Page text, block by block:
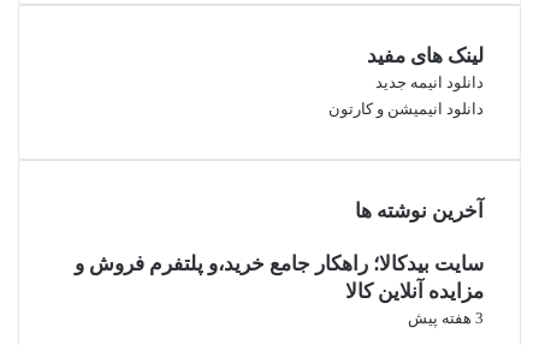
لینک های مفید
دانلود انیمه جدید
دانلود انیمیشن و کارتون
آخرین نوشته ها
سایت بیدکالا؛ راهکار جامع خرید،و پلتفرم فروش و
مزایده آنلاین کالا
3 هفته پیش